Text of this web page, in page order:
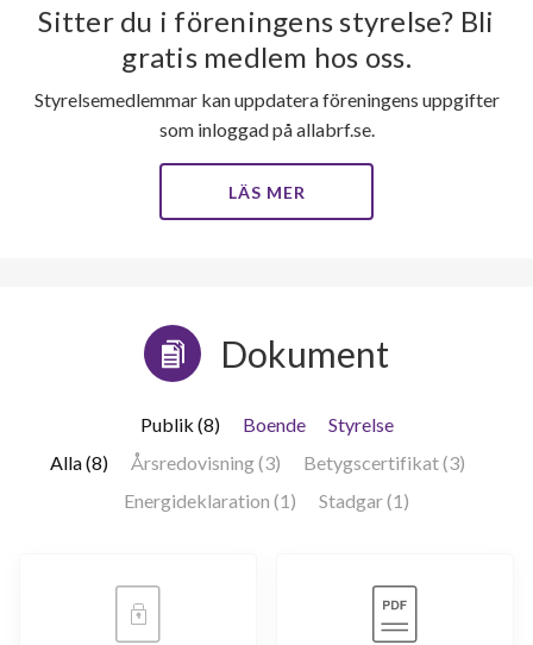
Sitter du i föreningens styrelse? Bli
gratis medlem hos oss.
Styrelsemedlemmar kan uppdatera föreningens uppgifter
som inloggad på allabrf.se.
LÄS MER
Dokument
Publik (8) Boende
Styrelse
Alla (8)
Årsredovisning (3)
Betygscertifikat (3)
Energideklaration (1)
Stadgar (1)